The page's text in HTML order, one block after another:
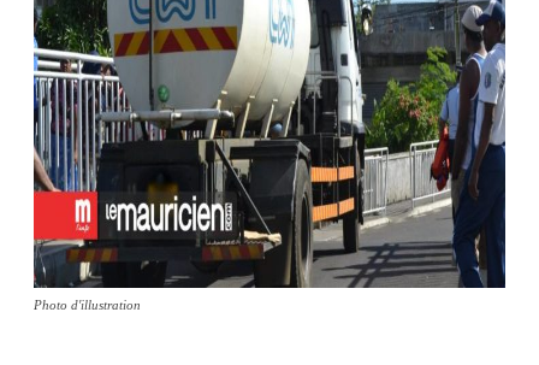
Photo d'illustration